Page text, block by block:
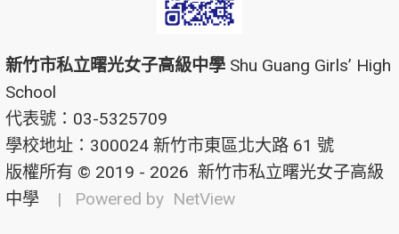
新竹市私立曙光女子高級中學 Shu Guang Girls’ High
School
代表號：03-5325709
學校地址：300024 新竹市東區北大路 61 號
版權所有 © 2019 - 2026 新竹市私立曙光女子高級
中學
| Powered by NetView